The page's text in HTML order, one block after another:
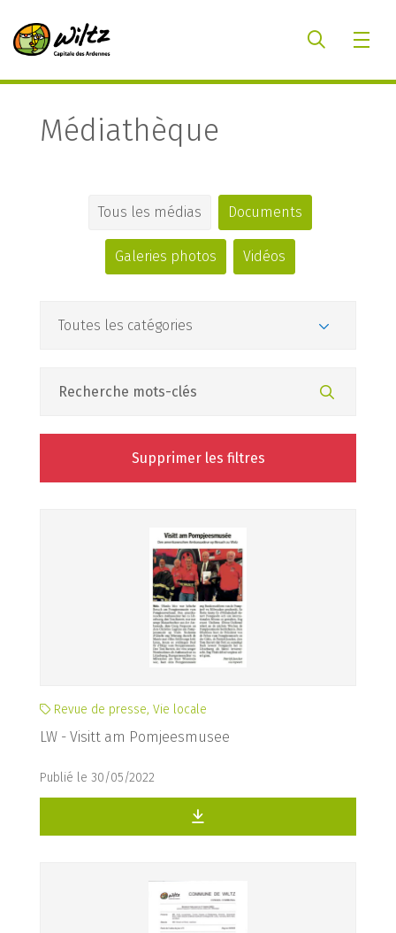
Médiathèque
Tous les médias Documents
Galeries photos Vidéos
Supprimer les filtres
Revue de presse, Vie locale
LW - Visitt am Pomjeesmusee
Publié le 30/05/2022